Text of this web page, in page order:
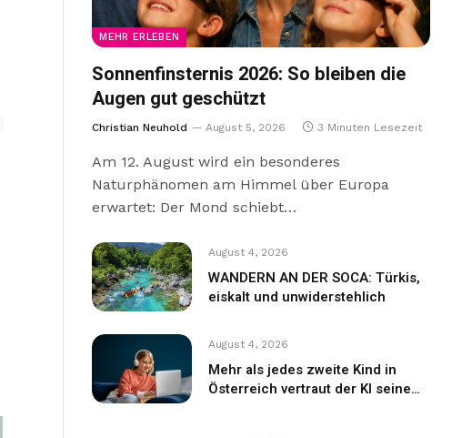
MEHR ERLEBEN
Sonnenfinsternis 2026: So bleiben die
Augen gut geschützt
Christian Neuhold August 5, 2026 3 Minuten Lesezeit
Am 12. August wird ein besonderes
Naturphänomen am Himmel über Europa
erwartet: Der Mond schiebt…
August 4, 2026
WANDERN AN DER SOCA: Türkis,
eiskalt und unwiderstehlich
August 4, 2026
Mehr als jedes zweite Kind in
Österreich vertraut der KI seine